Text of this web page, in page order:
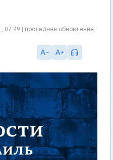
07:49 | последнее обновление: